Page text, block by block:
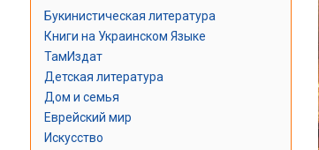
Букинистическая литература
Книги на Украинском Языке
ТамИздат
Детская литература
Дом и семья
Еврейский мир
Искусство